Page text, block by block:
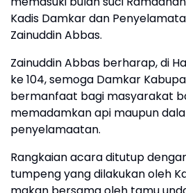
Kadis Damkar dan
Zainuddin Abbas.
Zainuddin Abbas berharap, di
ke 104, semoga Damkar
bermanfaat bagi masyarakat
memadamkan api maupun
penyelamaatan.
Rangkaian acara ditutup
tumpeng yang dilakukan oleh